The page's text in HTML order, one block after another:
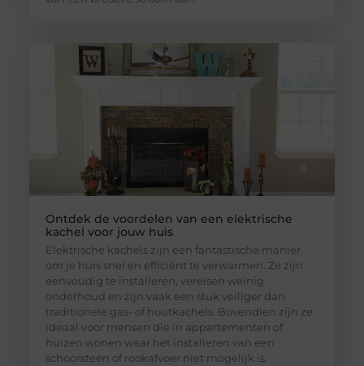
Ontdek de voordelen van een elektrische
kachel voor jouw huis
Elektrische kachels zijn een fantastische manier
om je huis snel en efficiënt te verwarmen. Ze zijn
eenvoudig te installeren, vereisen weinig
onderhoud en zijn vaak een stuk veiliger dan
traditionele gas- of houtkachels. Bovendien zijn ze
ideaal voor mensen die in appartementen of
huizen wonen waar het installeren van een
schoorsteen of rookafvoer niet mogelijk is.